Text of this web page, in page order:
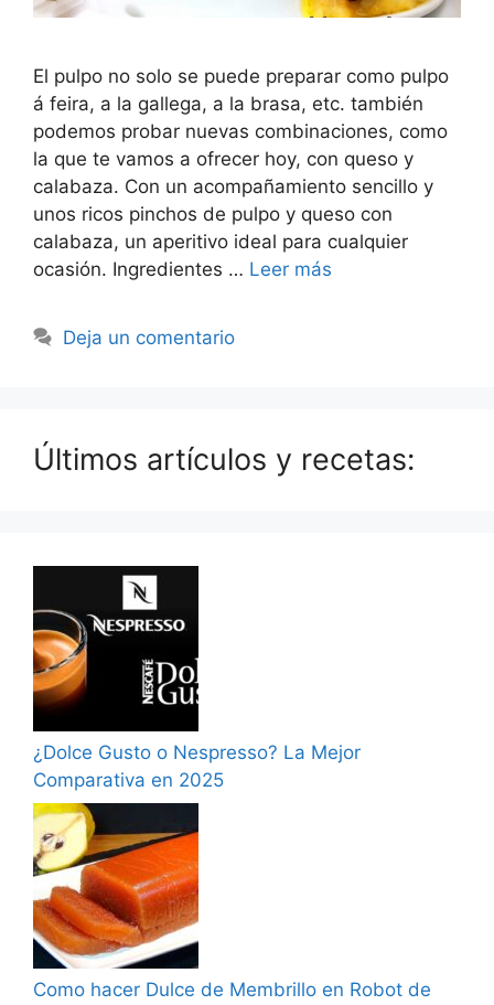
El pulpo no solo se puede preparar como pulpo
á feira, a la gallega, a la brasa, etc. también
podemos probar nuevas combinaciones, como
la que te vamos a ofrecer hoy, con queso y
calabaza. Con un acompañamiento sencillo y
unos ricos pinchos de pulpo y queso con
calabaza, un aperitivo ideal para cualquier
ocasión. Ingredientes … Leer más
Deja un comentario
Últimos artículos y recetas:
¿Dolce Gusto o Nespresso? La Mejor
Comparativa en 2025
Como hacer Dulce de Membrillo en Robot de